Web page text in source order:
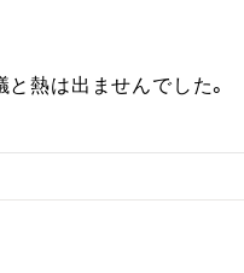
熱は出ませんでした。